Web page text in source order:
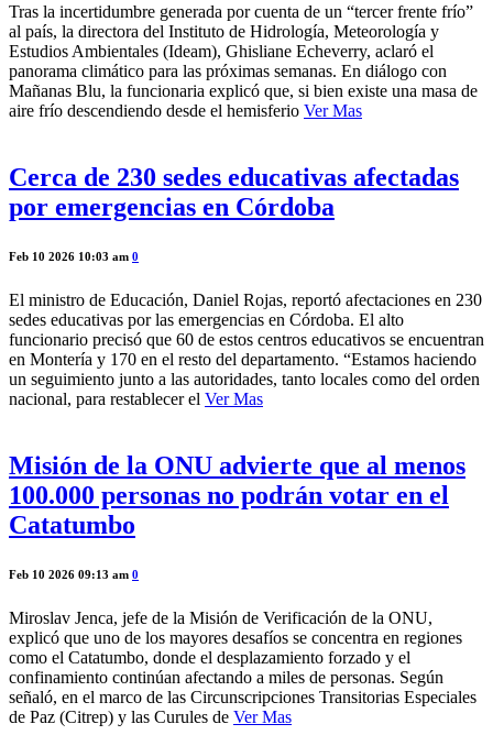
Tras la incertidumbre generada por cuenta de un “tercer frente frío”
al país, la directora del Instituto de Hidrología, Meteorología y
Estudios Ambientales (Ideam), Ghisliane Echeverry, aclaró el
panorama climático para las próximas semanas. En diálogo con
Mañanas Blu, la funcionaria explicó que, si bien existe una masa de
aire frío descendiendo desde el hemisferio Ver Mas
Cerca de 230 sedes educativas afectadas
por emergencias en Córdoba
Feb 10 2026 10:03 am 0
El ministro de Educación, Daniel Rojas, reportó afectaciones en 230
sedes educativas por las emergencias en Córdoba. El alto
funcionario precisó que 60 de estos centros educativos se encuentran
en Montería y 170 en el resto del departamento. “Estamos haciendo
un seguimiento junto a las autoridades, tanto locales como del orden
nacional, para restablecer el Ver Mas
Misión de la ONU advierte que al menos
100.000 personas no podrán votar en el
Catatumbo
Feb 10 2026 09:13 am 0
Miroslav Jenca, jefe de la Misión de Verificación de la ONU,
explicó que uno de los mayores desafíos se concentra en regiones
como el Catatumbo, donde el desplazamiento forzado y el
confinamiento continúan afectando a miles de personas. Según
señaló, en el marco de las Circunscripciones Transitorias Especiales
de Paz (Citrep) y las Curules de Ver Mas